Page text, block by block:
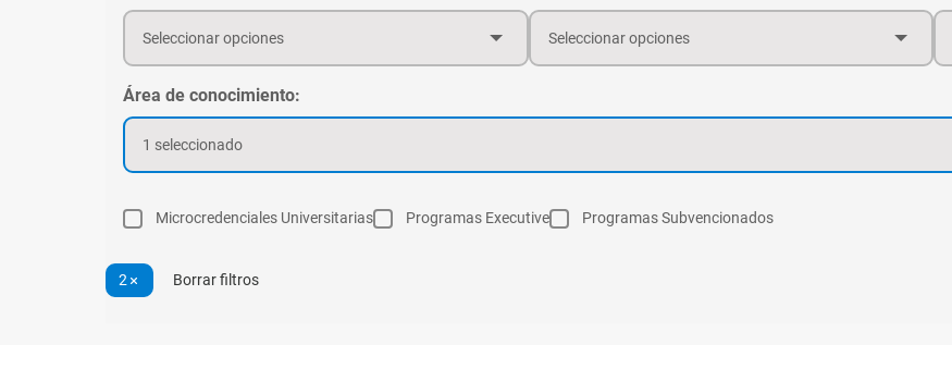
Seleccionar opciones Seleccionar opciones
Área de conocimiento:
1 seleccionado
Microcredenciales Universitarias Programas Executive Programas Subvencionados
2 Borrar filtros